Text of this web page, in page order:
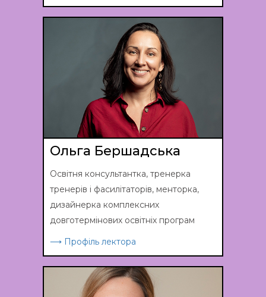
Ольга Бершадська
Освітня консультантка, тренерка
тренерів і фасилітаторів, менторка,
дизайнерка комплексних
довготермінових освітніх програм
⟶ Профіль лектора